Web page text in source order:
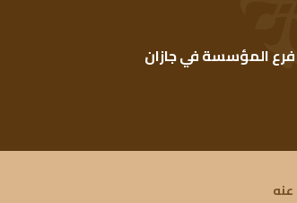
فرع المؤسسة في جازان